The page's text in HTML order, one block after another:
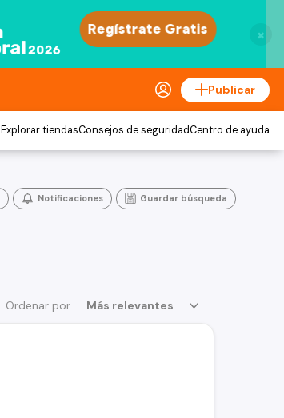
×
Publicar
Explorar tiendasConsejos de seguridadCentro de ayuda
Notificaciones Guardar búsqueda
Ordenar por Más relevantes